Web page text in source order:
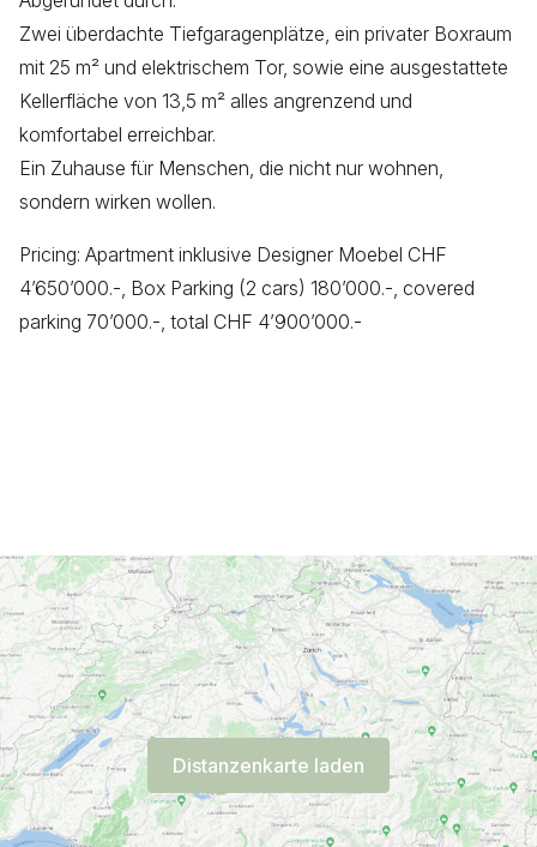
Zwei überdachte Tiefgaragenplätze, ein privater Boxraum
mit 25 m² und elektrischem Tor, sowie eine ausgestattete
Kellerfläche von 13,5 m² alles angrenzend und
komfortabel erreichbar.
Ein Zuhause für Menschen, die nicht nur wohnen,
sondern wirken wollen.
Pricing: Apartment inklusive Designer Moebel CHF
4’650’000.-, Box Parking (2 cars) 180’000.-, covered
parking 70’000.-, total CHF 4’900’000.-
Distanzenkarte laden